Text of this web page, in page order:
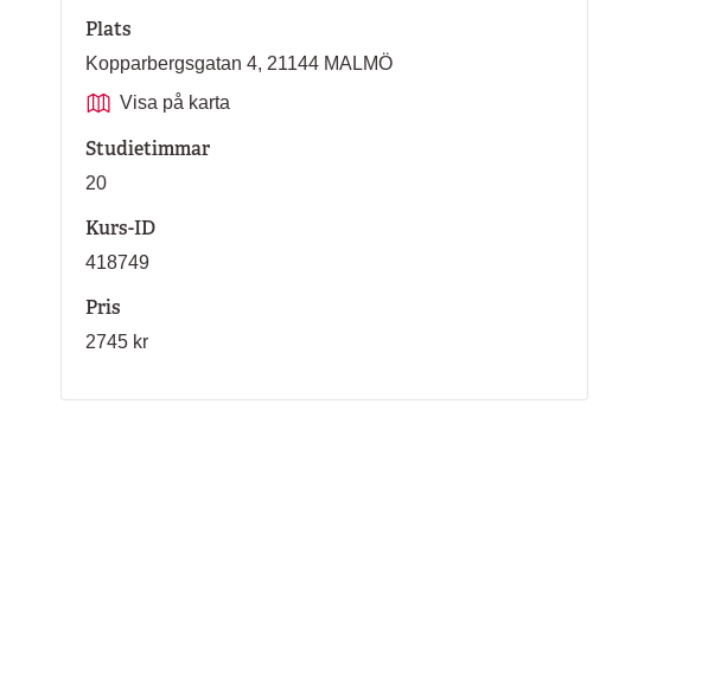
Plats
Kopparbergsgatan 4, 21144 MALMÖ
Visa på karta
Studietimmar
20
Kurs-ID
418749
Pris
2745 kr